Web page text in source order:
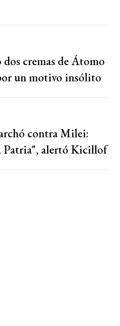
cremas de Átomo
un motivo insólito
contra Milei:
Patria", alertó Kicillof